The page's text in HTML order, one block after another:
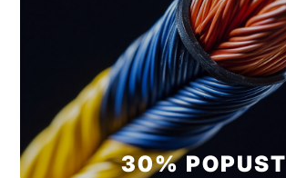
30% POPUST